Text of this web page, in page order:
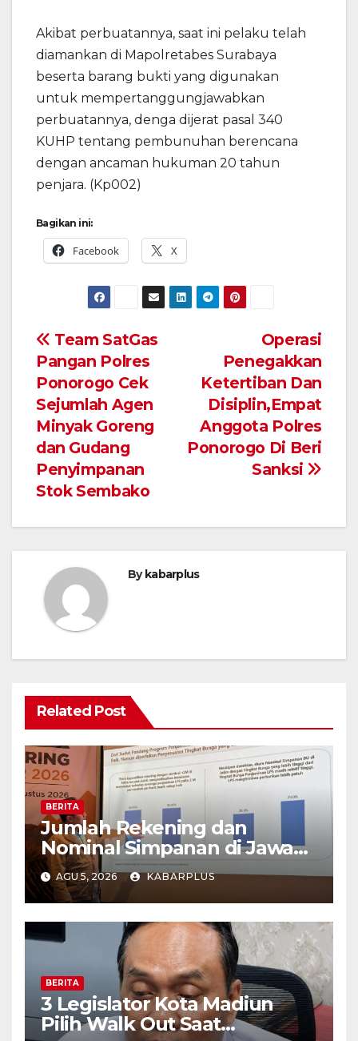
Akibat perbuatannya, saat ini pelaku telah
diamankan di Mapolretabes Surabaya
beserta barang bukti yang digunakan
untuk mempertanggungjawabkan
perbuatannya, denga dijerat pasal 340
KUHP tentang pembunuhan berencana
dengan ancaman hukuman 20 tahun
penjara. (Kp002)
Bagikan ini:
Facebook X
Navigasi
pos
Operasi
Penegakkan
Ketertiban Dan
Disiplin,Empat
Anggota Polres
Ponorogo Di Beri
Sanksi
Team SatGas
Pangan Polres
Ponorogo Cek
Sejumlah Agen
Minyak Goreng
dan Gudang
Penyimpanan
Stok Sembako
Bykabarplus
Related Post
BERITA
Jumlah Rekening dan
Nominal Simpanan di Jawa
Timur Meningkat 1,17% Year
on Year.
AGU 5, 2026 KABARPLUS
BERITA
3 Legislator Kota Madiun
Pilih Walk Out Saat